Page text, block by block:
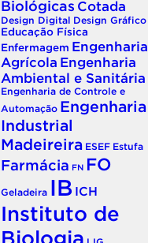
Biológicas Cotada
Design Digital Design Gráfico
Educação Física
Enfermagem Engenharia
Agrícola Engenharia
Ambiental e Sanitária
Engenharia de Controle e
Automação Engenharia
Industrial
Madeireira ESEF Estufa
Farmácia FN FO
Geladeira IB ICH
Instituto de
Biologia